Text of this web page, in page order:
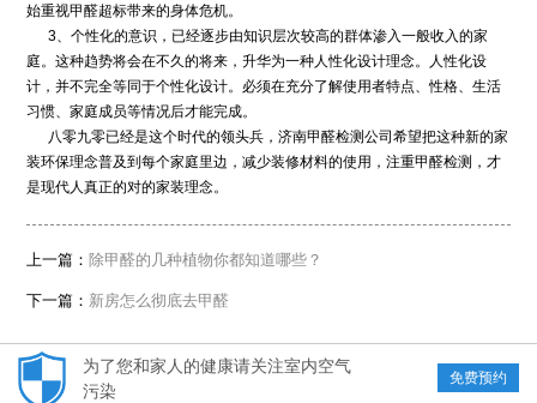
始重视甲醛超标带来的身体危机。
3、个性化的意识，已经逐步由知识层次较高的群体渗入一般收入的家
庭。这种趋势将会在不久的将来，升华为一种人性化设计理念。人性化设
计，并不完全等同于个性化设计。必须在充分了解使用者特点、性格、生活
习惯、家庭成员等情况后才能完成。
八零九零已经是这个时代的领头兵，济南甲醛检测公司希望把这种新的家
装环保理念普及到每个家庭里边，减少装修材料的使用，注重甲醛检测，才
是现代人真正的对的家装理念。
上一篇： 除甲醛的几种植物你都知道哪些？
下一篇： 新房怎么彻底去甲醛
为了您和家人的健康请关注室内空气
污染
免费预约